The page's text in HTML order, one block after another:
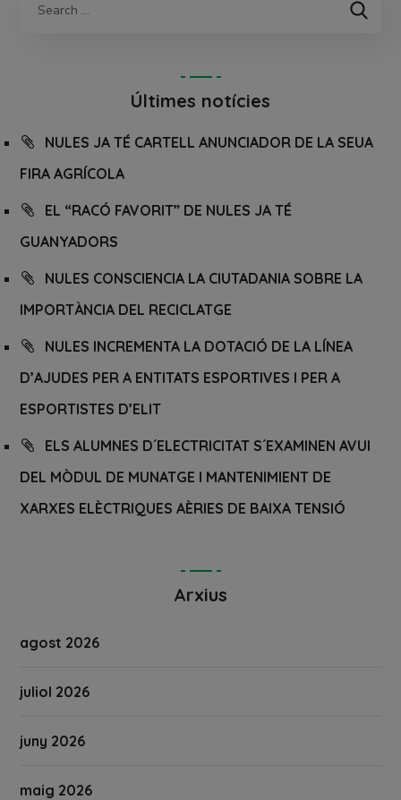
Últimes notícies
NULES JA TÉ CARTELL ANUNCIADOR DE LA SEUA
FIRA AGRÍCOLA
EL “RACÓ FAVORIT” DE NULES JA TÉ
GUANYADORS
NULES CONSCIENCIA LA CIUTADANIA SOBRE LA
IMPORTÀNCIA DEL RECICLATGE
NULES INCREMENTA LA DOTACIÓ DE LA LÍNEA
D’AJUDES PER A ENTITATS ESPORTIVES I PER A
ESPORTISTES D’ELIT
ELS ALUMNES D´ELECTRICITAT S´EXAMINEN AVUI
DEL MÒDUL DE MUNATGE I MANTENIMIENT DE
XARXES ELÈCTRIQUES AÈRIES DE BAIXA TENSIÓ
Arxius
agost 2026
juliol 2026
juny 2026
maig 2026